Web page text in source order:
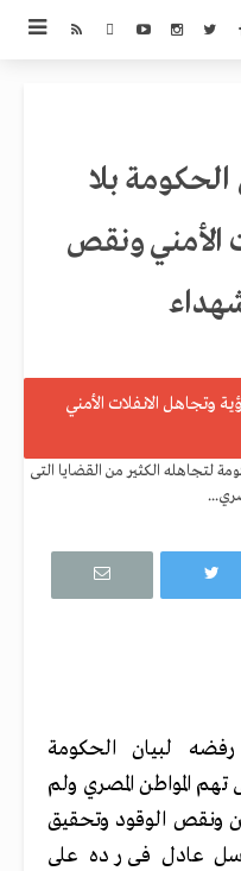
الحكومة بلا
الأمني ونقص
لتجاهله الكثير من القضايا التى
رفضه لبيان الحكومة
تهم المواطن المصري ولم
ونقص الوقود وتحقيق
عادل فى رده على